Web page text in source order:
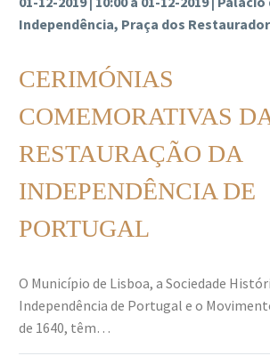
Independência, Praça dos
CERIMÓNIAS
COMEMORATIVAS
RESTAURAÇÃO DA
INDEPENDÊNCIA DE
PORTUGAL
O Município de Lisboa, a Sociedade
Independência de Portugal e o
de 1640, têm…